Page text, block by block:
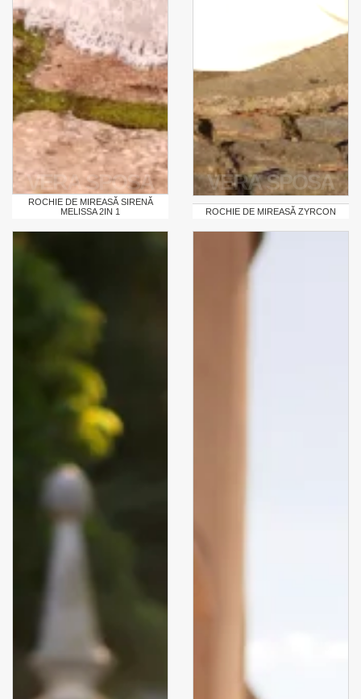
VERA SPOSA
ROCHIE DE MIREASĂ SIRENĂ
MELISSA 2IN 1
VERA SPOSA
ROCHIE DE MIREASĂ ZYRCON